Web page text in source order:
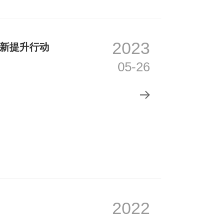
提升行动
2023
05-26
2022